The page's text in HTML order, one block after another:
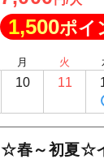
1,500ポイ
月
10
火
11
☆春～初夏☆